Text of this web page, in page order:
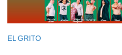
EL GRITO